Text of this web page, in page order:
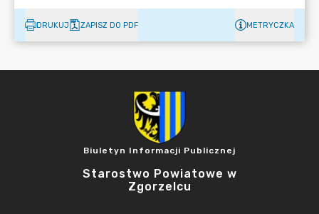
DRUKUJ ZAPISZ DO PDF METRYCZKA
Biuletyn Informacji Publicznej
Starostwo Powiatowe w
Zgorzelcu